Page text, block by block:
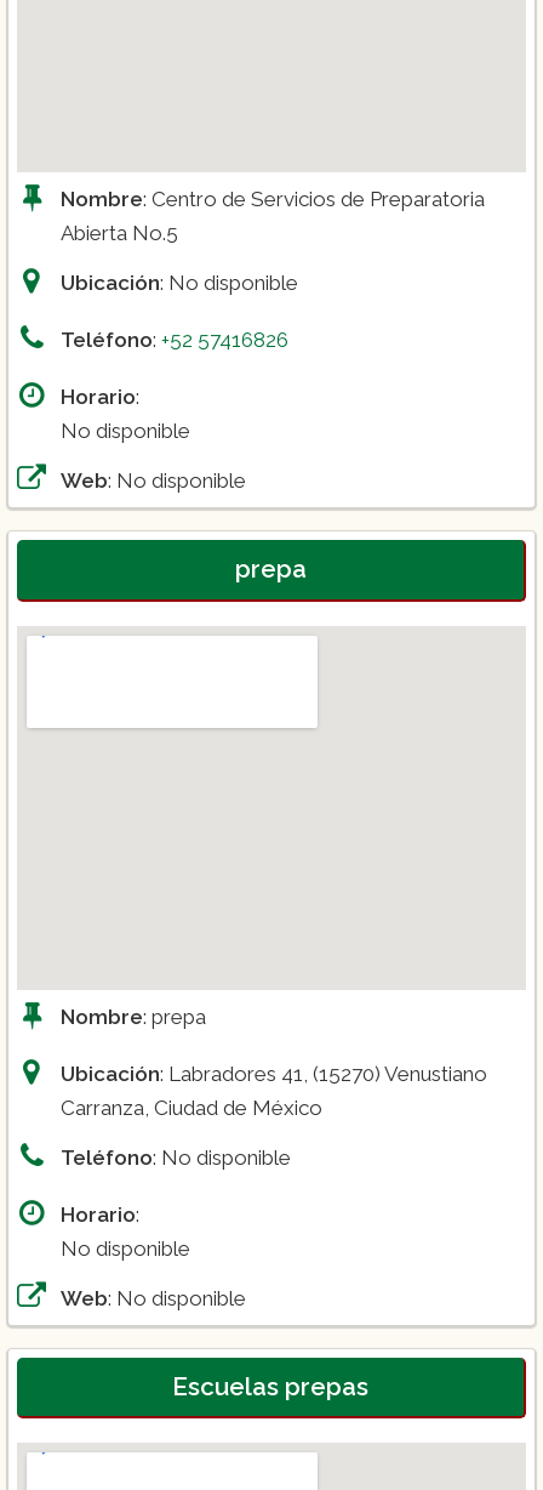
Nombre: Centro de Servicios de Preparatoria
Abierta No.5
Ubicación: No disponible
Teléfono: +52 57416826
Horario:
No disponible
Web: No disponible
prepa
Nombre: prepa
Ubicación: Labradores 41, (15270) Venustiano
Carranza, Ciudad de México
Teléfono: No disponible
Horario:
No disponible
Web: No disponible
Escuelas prepas